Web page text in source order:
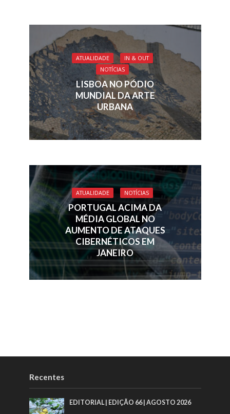
ATUALIDADE
IN & OUT
NOTÍCIAS
LISBOA NO PÓDIO
MUNDIAL DA ARTE
URBANA
ATUALIDADE NOTÍCIAS
PORTUGAL ACIMA DA
MÉDIA GLOBAL NO
AUMENTO DE ATAQUES
CIBERNÉTICOS EM
JANEIRO
Recentes
EDITORIAL | EDIÇÃO 66 | AGOSTO 2026